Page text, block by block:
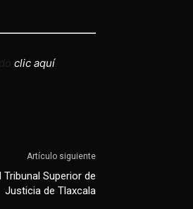
clic aquí.
Artículo siguiente
Superior de
Justicia de Tlaxcala